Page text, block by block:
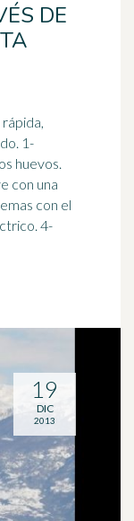
DE
1-
huevos.
con una
4-
19
DIC
2013